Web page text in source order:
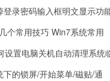
录密码输入框明文显示功
个常用技巧 Win7系统常用
电脑关机自动清理系统临时垃
的锁屏/开始菜单/磁贴/通